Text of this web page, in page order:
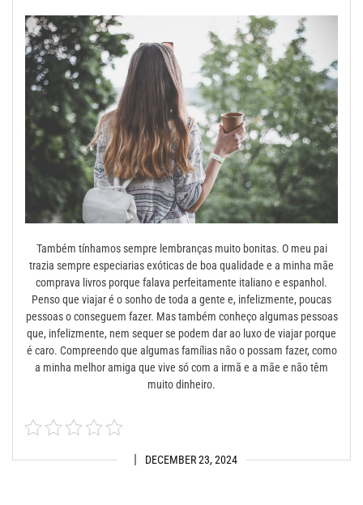
DECEMBER 23, 2024
Também tínhamos sempre lembranças muito bonitas. O meu pai
trazia sempre especiarias exóticas de boa qualidade e a minha mãe
comprava livros porque falava perfeitamente italiano e espanhol.
Penso que viajar é o sonho de toda a gente e, infelizmente, poucas
pessoas o conseguem fazer. Mas também conheço algumas pessoas
que, infelizmente, nem sequer se podem dar ao luxo de viajar porque
é caro. Compreendo que algumas famílias não o possam fazer, como
a minha melhor amiga que vive só com a irmã e a mãe e não têm
muito dinheiro.